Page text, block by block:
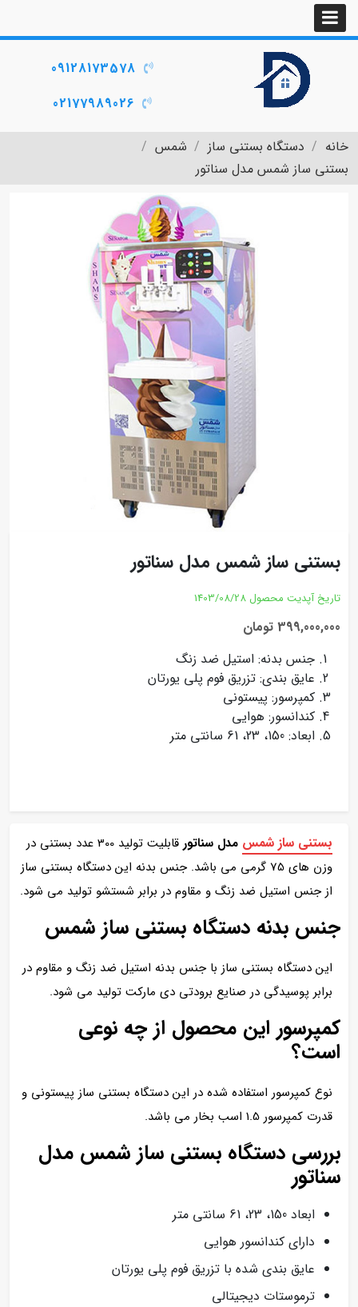
09128173578
02177989026
خانه دستگاه بستنی ساز
شمس
بستنی ساز شمس مدل سناتور
بستنی ساز شمس مدل سناتور
تاریخ آپدیت محصول 1403/08/28
399,000,000 تومان
جنس بدنه: استیل ضد زنگ
عایق بندی: تزریق فوم پلی یورتان
کمپرسور: پیستونی
کندانسور: هوایی
ابعاد: 150، 23، 61 سانتی متر
بستنی ساز شمس مدل سناتور قابلیت تولید
300 عدد بستنی در
وزن های 75 گرمی می باشد. جنس بدنه این دستگاه بستنی ساز
از جنس استیل ضد زنگ و مقاوم در برابر شستشو تولید می شود.
جنس بدنه دستگاه بستنی ساز شمس
این دستگاه بستنی ساز با جنس بدنه استیل ضد زنگ و مقاوم در
برابر پوسیدگی در صنایع برودتی دی مارکت تولید می شود.
کمپرسور این محصول از چه نوعی
است؟
نوع کمپرسور استفاده شده در این دستگاه بستنی ساز پیستونی و
قدرت کمپرسور 1.5 اسب بخار می باشد.
بررسی دستگاه بستنی ساز شمس مدل
سناتور
ابعاد 150، 23، 61 سانتی متر
دارای کندانسور هوایی
عایق بندی شده با تزریق فوم پلی یورتان
ترموستات دیجیتالی